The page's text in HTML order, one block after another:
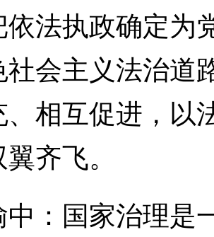
依法执政确定为
社会主义法治道
相互促进，以
齐飞。
国家治理是